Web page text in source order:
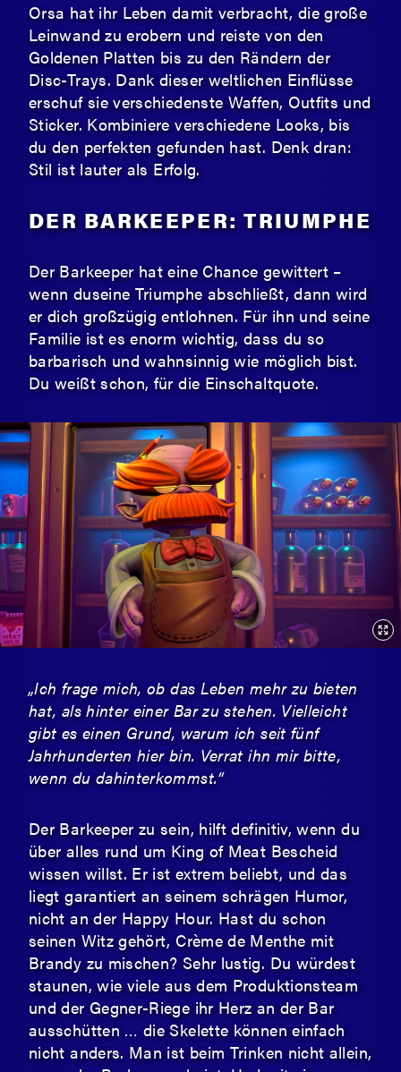
Orsa hat ihr Leben damit verbracht, die große
Leinwand zu erobern und reiste von den
Goldenen Platten bis zu den Rändern der
Disc-Trays. Dank dieser weltlichen Einflüsse
erschuf sie verschiedenste Waffen, Outfits und
Sticker. Kombiniere verschiedene Looks, bis
du den perfekten gefunden hast. Denk dran:
Stil ist lauter als Erfolg.
DER BARKEEPER: TRIUMPHE
Der Barkeeper hat eine Chance gewittert –
wenn duseine Triumphe abschließt, dann wird
er dich großzügig entlohnen. Für ihn und seine
Familie ist es enorm wichtig, dass du so
barbarisch und wahnsinnig wie möglich bist.
Du weißt schon, für die Einschaltquote.
„Ich frage mich, ob das Leben mehr zu bieten
hat, als hinter einer Bar zu stehen. Vielleicht
gibt es einen Grund, warum ich seit fünf
Jahrhunderten hier bin. Verrat ihn mir bitte,
wenn du dahinterkommst.“
Der Barkeeper zu sein, hilft definitiv, wenn du
über alles rund um King of Meat Bescheid
wissen willst. Er ist extrem beliebt, und das
liegt garantiert an seinem schrägen Humor,
nicht an der Happy Hour. Hast du schon
seinen Witz gehört, Crème de Menthe mit
Brandy zu mischen? Sehr lustig. Du würdest
staunen, wie viele aus dem Produktionsteam
und der Gegner-Riege ihr Herz an der Bar
ausschütten … die Skelette können einfach
nicht anders. Man ist beim Trinken nicht allein,